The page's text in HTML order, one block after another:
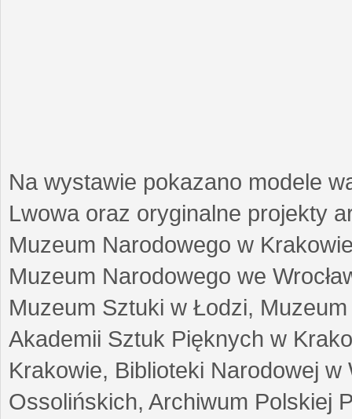
Na wystawie pokazano modele
Lwowa oraz oryginalne projekty
Muzeum Narodowego w
Muzeum Narodowego we
Muzeum Sztuki w Łodzi,
Akademii Sztuk Pięknych w
Krakowie, Biblioteki Narodowej
Ossolińskich, Archiwum Polskiej